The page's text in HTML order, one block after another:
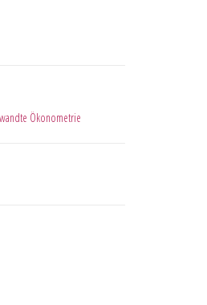
Ökonometrie